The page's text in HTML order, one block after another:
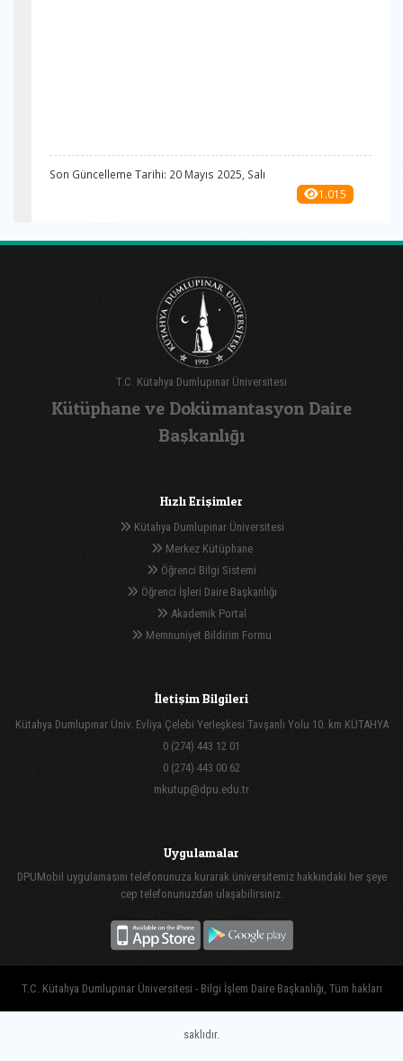
Son Güncelleme Tarihi: 20 Mayıs 2025, Salı
1.015
T.C. Kütahya Dumlupınar Üniversitesi
Kütüphane ve Dokümantasyon Daire
Başkanlığı
Hızlı Erişimler
Kütahya Dumlupınar Üniversitesi
Merkez Kütüphane
Öğrenci Bilgi Sistemi
Öğrenci İşleri Daire Başkanlığı
Akademik Portal
Memnuniyet Bildirim Formu
İletişim Bilgileri
Kütahya Dumlupınar Üniv. Evliya Çelebi Yerleşkesi Tavşanlı Yolu 10. km KÜTAHYA
0 (274) 443 12 01
0 (274) 443 00 62
mkutup@dpu.edu.tr
Uygulamalar
DPUMobil uygulamasını telefonunuza kurarak üniversitemiz hakkındaki her şeye
cep telefonunuzdan ulaşabilirsiniz.
T.C. Kütahya Dumlupınar Üniversitesi - Bilgi İşlem Daire Başkanlığı, Tüm hakları
saklıdır.